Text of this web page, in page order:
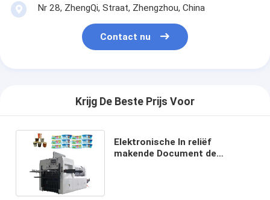
Nr 28, ZhengQi, Straat, Zhengzhou, China
Contact nu
Krijg De Beste Prijs Voor
Elektronische In reliëf
makende Document de